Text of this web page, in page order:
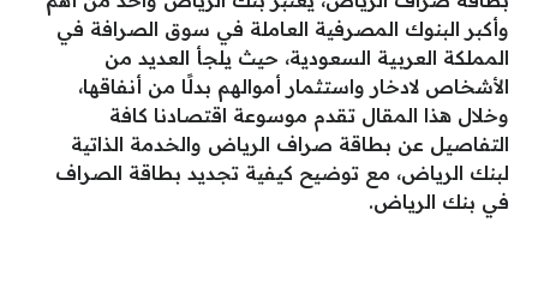
وأكبر البنوك المصرفية العاملة في سوق الصرافة في
المملكة العربية السعودية، حيث يلجأ العديد من
الأشخاص لادخار واستثمار أموالهم بدلًا من أنفاقها،
وخلال هذا المقال تقدم موسوعة اقتصادنا كافة
التفاصيل عن بطاقة صراف الرياض والخدمة الذاتية
لبنك الرياض، مع توضيح كيفية تجديد بطاقة الصراف
في بنك الرياض.